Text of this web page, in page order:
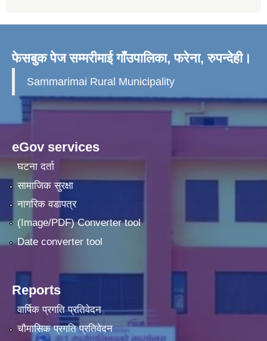
फेसबुक पेज सम्मरीमाई गाँउपालिका, फरेना, रुपन्देही।
Sammarimai Rural Municipality
eGov services
घटना दर्ता
सामाजिक सुरक्षा
नागरिक वडापत्र
(Image/PDF) Converter tool
Date converter tool
Reports
वार्षिक प्रगति प्रतिवेदन
चौमासिक प्रगति प्रतिवेदन